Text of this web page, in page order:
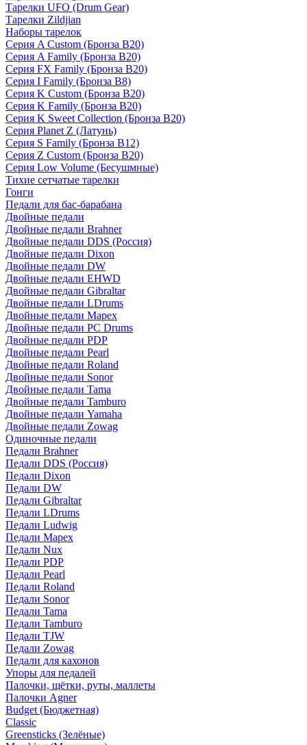
Тарелки UFO (Drum Gear)
Тарелки Zildjian
Наборы тарелок
Серия A Custom (Бронза B20)
Серия A Family (Бронза B20)
Серия FX Family (Бронза B20)
Серия I Family (Бронза B8)
Серия K Custom (Бронза B20)
Серия K Family (Бронза B20)
Серия K Sweet Collection (Бронза B20)
Серия Planet Z (Латунь)
Серия S Family (Бронза B12)
Серия Z Custom (Бронза B20)
Серия Low Volume (Бесушмные)
Тихие сетчатые тарелки
Гонги
Педали для бас-барабана
Двойные педали
Двойные педали Brahner
Двойные педали DDS (Россия)
Двойные педали Dixon
Двойные педали DW
Двойные педали EHWD
Двойные педали Gibraltar
Двойные педали LDrums
Двойные педали Mapex
Двойные педали PC Drums
Двойные педали PDP
Двойные педали Pearl
Двойные педали Roland
Двойные педали Sonor
Двойные педали Tama
Двойные педали Tamburo
Двойные педали Yamaha
Двойные педали Zowag
Одиночные педали
Педали Brahner
Педали DDS (Россия)
Педали Dixon
Педали DW
Педали Gibraltar
Педали LDrums
Педали Ludwig
Педали Mapex
Педали Nux
Педали PDP
Педали Pearl
Педали Roland
Педали Sonor
Педали Tama
Педали Tamburo
Педали TJW
Педали Zowag
Педали для кахонов
Упоры для педалей
Палочки, щётки, руты, маллеты
Палочки Agner
Budget (Бюджетная)
Classic
Greensticks (Зелёные)